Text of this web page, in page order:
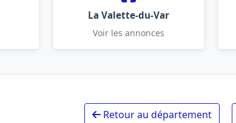
La Valette-du-Var
Voir les annonces
Retour au département